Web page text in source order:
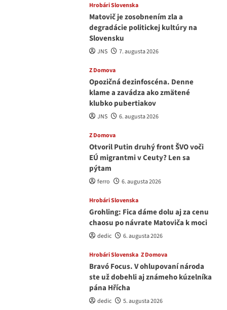
Hrobári Slovenska
Matovič je zosobnením zla a
degradácie politickej kultúry na
Slovensku
JNS 7. augusta 2026
Z Domova
Opozičná dezinfoscéna. Denne
klame a zavádza ako zmätené
klubko pubertiakov
JNS 6. augusta 2026
Z Domova
Otvoril Putin druhý front ŠVO voči
EÚ migrantmi v Ceuty? Len sa
pýtam
ferro 6. augusta 2026
Hrobári Slovenska
Grohling: Fica dáme dolu aj za cenu
chaosu po návrate Matoviča k moci
dedic 6. augusta 2026
Hrobári Slovenska Z Domova
Bravó Focus. V ohlupovaní národa
ste už dobehli aj známeho kúzelníka
pána Hřícha
dedic 5. augusta 2026